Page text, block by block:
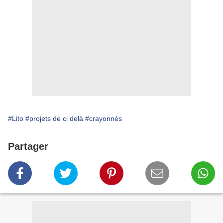
#Lito #projets de ci delà #crayonnés
Partager